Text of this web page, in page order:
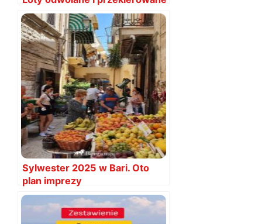
Sylwester 2025 w Bari. Oto
plan imprezy